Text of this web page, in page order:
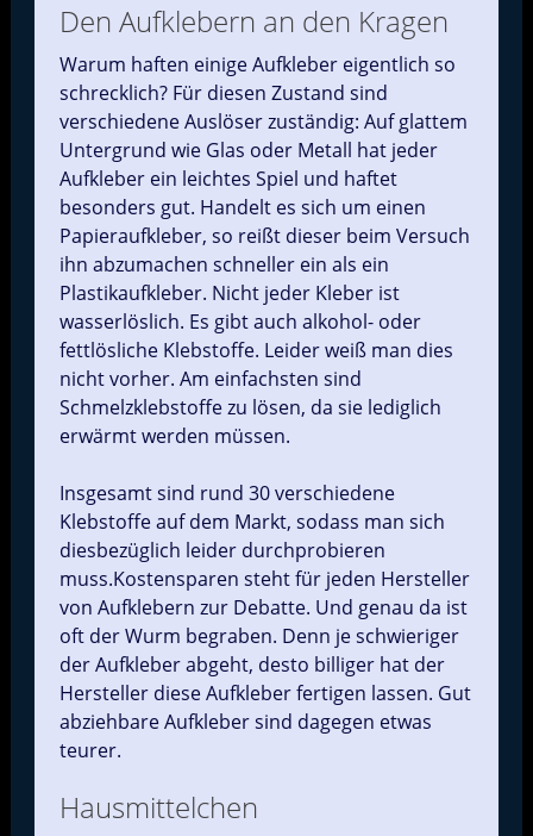
Den Aufklebern an den Kragen
Warum haften einige Aufkleber eigentlich so
schrecklich? Für diesen Zustand sind
verschiedene Auslöser zuständig: Auf glattem
Untergrund wie Glas oder Metall hat jeder
Aufkleber ein leichtes Spiel und haftet
besonders gut. Handelt es sich um einen
Papieraufkleber, so reißt dieser beim Versuch
ihn abzumachen schneller ein als ein
Plastikaufkleber. Nicht jeder Kleber ist
wasserlöslich. Es gibt auch alkohol- oder
fettlösliche Klebstoffe. Leider weiß man dies
nicht vorher. Am einfachsten sind
Schmelzklebstoffe zu lösen, da sie lediglich
erwärmt werden müssen.
Insgesamt sind rund 30 verschiedene
Klebstoffe auf dem Markt, sodass man sich
diesbezüglich leider durchprobieren
muss.Kostensparen steht für jeden Hersteller
von Aufklebern zur Debatte. Und genau da ist
oft der Wurm begraben. Denn je schwieriger
der Aufkleber abgeht, desto billiger hat der
Hersteller diese Aufkleber fertigen lassen. Gut
abziehbare Aufkleber sind dagegen etwas
teurer.
Hausmittelchen